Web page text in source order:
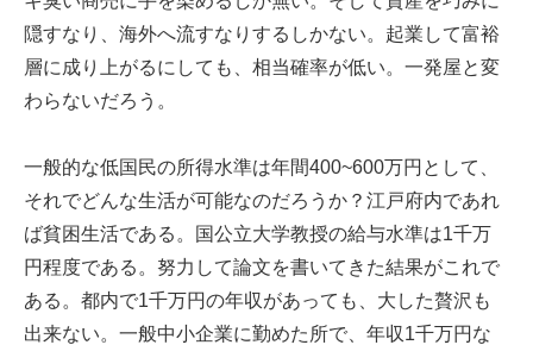
隠すなり、海外へ流すなりするしかない。起業して富裕
層に成り上がるにしても、相当確率が低い。一発屋と変
わらないだろう。
一般的な低国民の所得水準は年間400~600万円として、
それでどんな生活が可能なのだろうか？江戸府内であれ
ば貧困生活である。国公立大学教授の給与水準は1千万
円程度である。努力して論文を書いてきた結果がこれで
ある。都内で1千万円の年収があっても、大した贅沢も
出来ない。一般中小企業に勤めた所で、年収1千万円な